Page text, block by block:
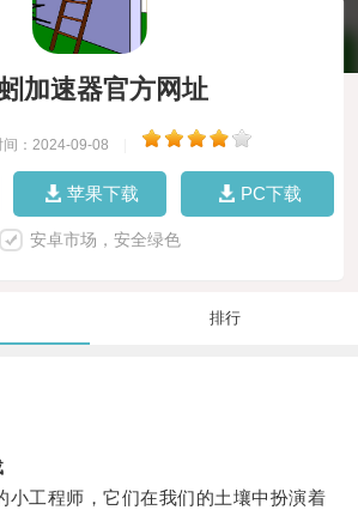
加速器官方网址
间：2024-09-08
苹果下载 PC下载
安卓市场，安全绿色
排行
工程师，它们在我们的土壤中扮演着